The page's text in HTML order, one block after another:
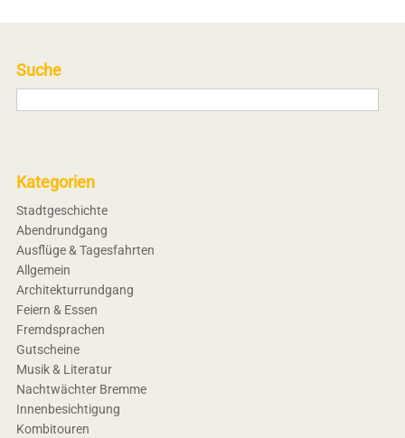
Suche
Kategorien
Stadtgeschichte
Abendrundgang
Ausflüge & Tagesfahrten
Allgemein
Architekturrundgang
Feiern & Essen
Fremdsprachen
Gutscheine
Musik & Literatur
Nachtwächter Bremme
Innenbesichtigung
Kombitouren